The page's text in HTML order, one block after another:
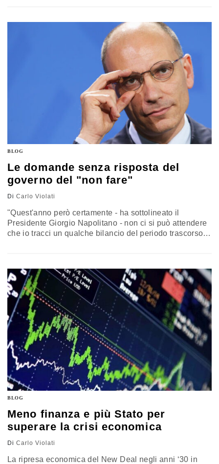
del Centro Europa si riduce ai soli abitanti dell'Austria)
BLOG
Le domande senza risposta del
governo del "non fare"
Di Carlo Violati
"Quest'anno però certamente - ha sottolineato il
Presidente Giorgio Napolitano - non ci si può attendere
che io tracci un qualche bilancio del periodo trascorso
eventi straordinari, di svolte, di momenti di…
BLOG
Meno finanza e più Stato per
superare la crisi economica
Di Carlo Violati
La ripresa economica del New Deal negli anni ‘30 in